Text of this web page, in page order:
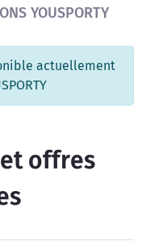
YOUSPORTY
actuellement
offres